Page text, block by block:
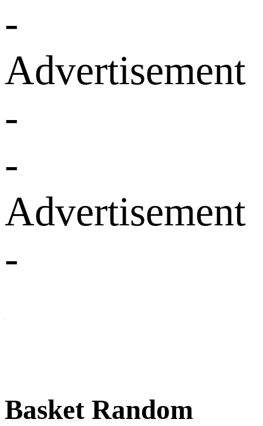
-
Advertisement
-
-
Advertisement
-
Basket Random